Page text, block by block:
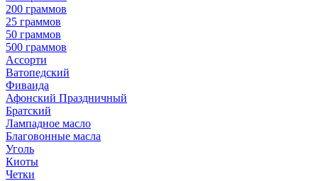
200 граммов
25 граммов
50 граммов
500 граммов
Ассорти
Ватопедский
Фиваида
Афонский Праздничный
Братский
Лампадное масло
Благовонные масла
Уголь
Киоты
Четки